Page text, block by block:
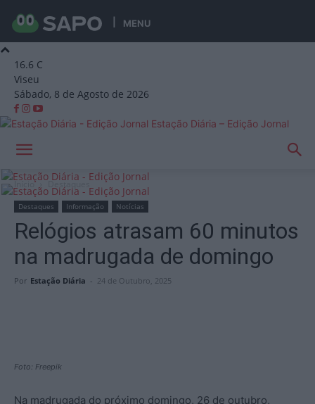
MENU
16.6 C
Viseu
Sábado, 8 de Agosto de 2026
Estação Diária – Edição Jornal
Início Destaques
Destaques Informação Notícias
Relógios atrasam 60 minutos
na madrugada de domingo
Por Estação Diária - 24 de Outubro, 2025
Foto: Freepik
Na madrugada do próximo domingo, 26 de outubro,